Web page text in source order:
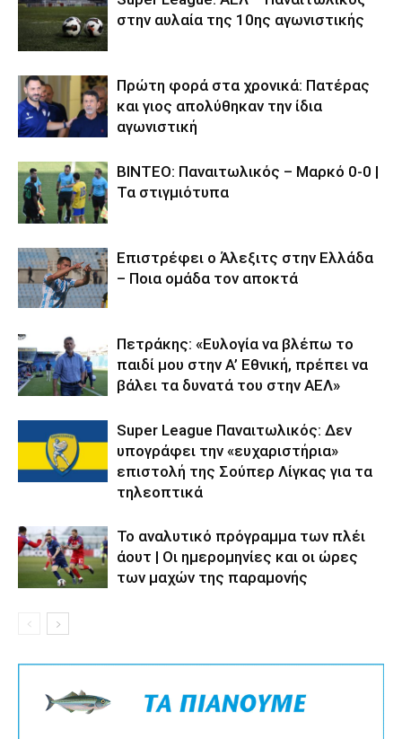
στην αυλαία της 10ης αγωνιστικής
Πρώτη φορά στα χρονικά: Πατέρας
και γιος απολύθηκαν την ίδια
αγωνιστική
ΒΙΝΤΕΟ: Παναιτωλικός – Μαρκό 0-0 |
Τα στιγμιότυπα
Επιστρέφει ο Άλεξιτς στην Ελλάδα
– Ποια ομάδα τον αποκτά
Πετράκης: «Ευλογία να βλέπω το
παιδί μου στην Α’ Εθνική, πρέπει να
βάλει τα δυνατά του στην ΑΕΛ»
Super League Παναιτωλικός: Δεν
υπογράφει την «ευχαριστήρια»
επιστολή της Σούπερ Λίγκας για τα
τηλεοπτικά
Το αναλυτικό πρόγραμμα των πλέι
άουτ | Οι ημερομηνίες και οι ώρες
των μαχών της παραμονής